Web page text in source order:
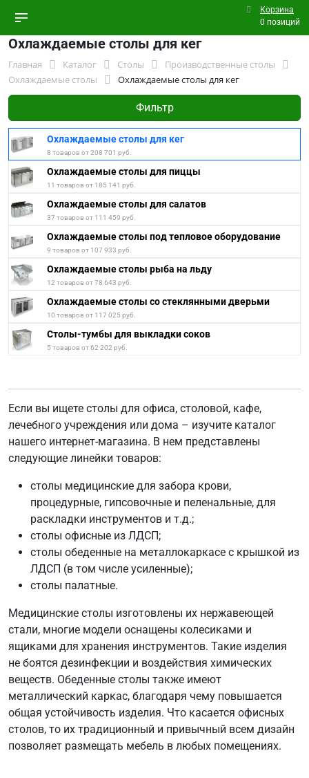
Корзина
0 позиций
Охлаждаемые столы для кег
Главная Каталог Столы
Производственные столы
Охлаждаемые столы
Охлаждаемые столы для кег
Фильтр
Охлаждаемые столы для кег
8 товаров от 208 701 руб.
Охлаждаемые столы для пиццы
11 товаров от 185 141 руб.
Охлаждаемые столы для салатов
37 товаров от 111 459 руб.
Охлаждаемые столы под тепловое оборудование
9 товаров от 107 933 руб.
Охлаждаемые столы рыба на льду
12 товаров от 78 643 руб.
Охлаждаемые столы со стеклянными дверьми
10 товаров от 117 025 руб.
Столы-тумбы для выкладки соков
5 товаров от 62 202 руб.
Если вы ищете столы для офиса, столовой, кафе,
лечебного учреждения или дома – изучите каталог
нашего интернет-магазина. В нем представлены
следующие линейки товаров:
столы медицинские для забора крови,
процедурные, гипсовочные и пеленальные, для
раскладки инструментов и т.д.;
столы офисные из ЛДСП;
столы обеденные на металлокаркасе с крышкой из
ЛДСП (в том числе усиленные);
столы палатные.
Медицинские столы изготовлены их нержавеющей
стали, многие модели оснащены колесиками и
ящиками для хранения инструментов. Такие изделия
не боятся дезинфекции и воздействия химических
веществ. Обеденные столы также имеют
металлический каркас, благодаря чему повышается
общая устойчивость изделия. Что касается офисных
столов, то их традиционный и привычный всем дизайн
позволяет размещать мебель в любых помещениях.